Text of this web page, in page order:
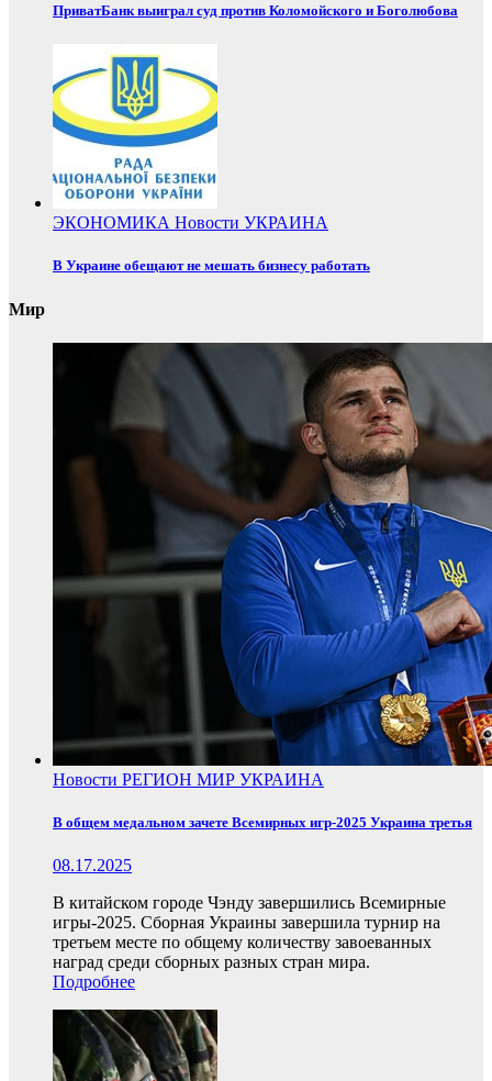
ПриватБанк выиграл суд против Коломойского и Боголюбова
ЭКОНОМИКА Новости УКРАИНА
В Украине обещают не мешать бизнесу работать
Мир
Новости РЕГИОН МИР УКРАИНА
В общем медальном зачете Всемирных игр-2025 Украина третья
08.17.2025
В китайском городе Чэнду завершились Всемирные
игры-2025. Сборная Украины завершила турнир на
третьем месте по общему количеству завоеванных
наград среди сборных разных стран мира.
Подробнее